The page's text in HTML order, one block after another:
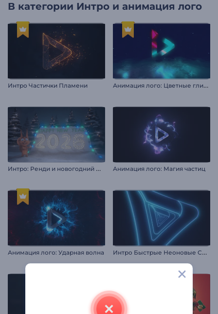
В категории Интро и анимация лого
Интро Частички Пламени А
нимация лого: Цветные глитч-эффекты
И
нтро: Ренди и новогодний фейерверк Анимация лого: Магия частиц
Анимация лого: Ударная волна И
нтро Быстрые Неоновые Слои